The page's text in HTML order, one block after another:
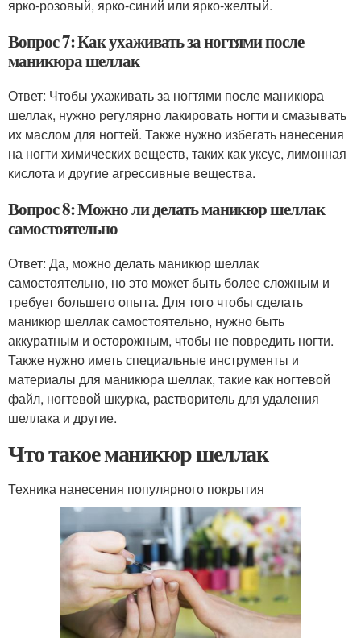
ярко-розовый, ярко-синий или ярко-желтый.
Вопрос 7: Как ухаживать за ногтями после
маникюра шеллак
Ответ: Чтобы ухаживать за ногтями после маникюра
шеллак, нужно регулярно лакировать ногти и смазывать
их маслом для ногтей. Также нужно избегать нанесения
на ногти химических веществ, таких как уксус, лимонная
кислота и другие агрессивные вещества.
Вопрос 8: Можно ли делать маникюр шеллак
самостоятельно
Ответ: Да, можно делать маникюр шеллак
самостоятельно, но это может быть более сложным и
требует большего опыта. Для того чтобы сделать
маникюр шеллак самостоятельно, нужно быть
аккуратным и осторожным, чтобы не повредить ногти.
Также нужно иметь специальные инструменты и
материалы для маникюра шеллак, такие как ногтевой
файл, ногтевой шкурка, растворитель для удаления
шеллака и другие.
Что такое маникюр шеллак
Техника нанесения популярного покрытия